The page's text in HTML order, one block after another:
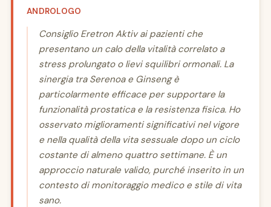
ANDROLOGO
Consiglio Eretron Aktiv ai pazienti che
presentano un calo della vitalità correlato a
stress prolungato o lievi squilibri ormonali. La
sinergia tra Serenoa e Ginseng è
particolarmente efficace per supportare la
funzionalità prostatica e la resistenza fisica. Ho
osservato miglioramenti significativi nel vigore
e nella qualità della vita sessuale dopo un ciclo
costante di almeno quattro settimane. È un
approccio naturale valido, purché inserito in un
contesto di monitoraggio medico e stile di vita
sano.